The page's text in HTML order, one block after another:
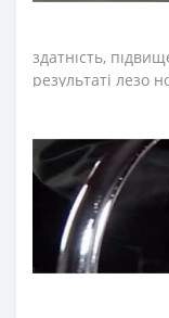
здатність,
результаті лезо
Рукоятка ножів
ідеальна для
ергономічній
Комфортний
руки впродовж